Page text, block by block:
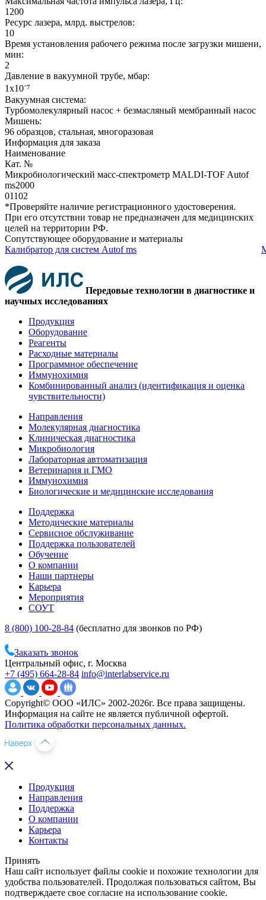
1200
Ресурс лазера, млрд. выстрелов:
10
Время установления рабочего режима после загрузки мишени,
мин:
2
Давление в вакуумной трубе, мбар:
1х10⁻⁷
Вакуумная система:
Турбомолекулярный насос + безмасляный мембранный насос
Мишень:
96 образцов, стальная, многоразовая
Информация для заказа
Наименование
Кат. №
Микробиологический масс-спектрометр MALDI-TOF Autof
ms2000
01102
*Проверяйте наличие регистрационного удостоверения.
При его отсутствии товар не предназначен для медицинских
целей на территории РФ.
Сопутствующее оборудование и материалы
Калибратор для систем Autof ms
Передовые технологии в диагностике и
научных исследованиях
Продукция
Оборудование
Реагенты
Расходные материалы
Программное обеспечение
Иммунохимия
Комбинированный анализ (идентификация и оценка
чувствительности)
Направления
Молекулярная диагностика
Клиническая диагностика
Микробиология
Лабораторная автоматизация
Ветеринария и ГМО
Иммунохимия
Биологические и медицинские исследования
Поддержка
Методические материалы
Сервисное обслуживание
Поддержка пользователей
Обучение
О компании
Наши партнеры
Карьера
Мероприятия
СОУТ
8 (800) 100-28-84 (бесплатно для звонков по РФ)
Заказать звонок
Центральный офис, г. Москва
+7 (495) 664-28-84 info@interlabservice.ru
Copyright© ООО «ИЛС» 2002-2026г. Все права защищены.
Информация на сайте не является публичной офертой.
Политика обработки персональных данных.
Продукция
Направления
Поддержка
О компании
Карьера
Контакты
Принять
Наш сайт использует файлы cookie и похожие технологии для
удобства пользователей. Продолжая пользоваться сайтом, Вы
подтверждаете свое согласие на использование cookie.